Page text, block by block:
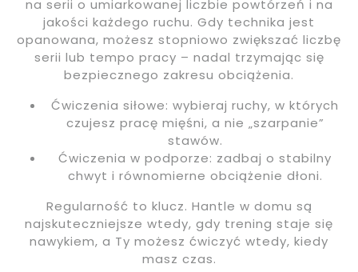
na serii o umiarkowanej liczbie powtórzeń i na
jakości każdego ruchu. Gdy technika jest
opanowana, możesz stopniowo zwiększać liczbę
serii lub tempo pracy – nadal trzymając się
bezpiecznego zakresu obciążenia.
Ćwiczenia siłowe: wybieraj ruchy, w których
czujesz pracę mięśni, a nie „szarpanie”
stawów.
Ćwiczenia w podporze: zadbaj o stabilny
chwyt i równomierne obciążenie dłoni.
Regularność to klucz. Hantle w domu są
najskuteczniejsze wtedy, gdy trening staje się
nawykiem, a Ty możesz ćwiczyć wtedy, kiedy
masz czas.